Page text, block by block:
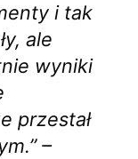
i tak
ale
wyniki
przestał
–